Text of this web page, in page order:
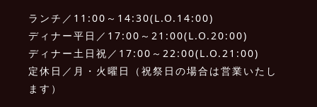
ランチ／11:00～14:30(L.O.14:00)
ディナー平日／17:00～21:00(L.O.20:00)
ディナー土日祝／17:00～22:00(L.O.21:00)
定休日／月・火曜日（祝祭日の場合は営業いたし
ます）